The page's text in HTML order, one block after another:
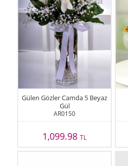
Gülen Gözler Camda 5 Beyaz
Gül
AR0150
1,099.98TL